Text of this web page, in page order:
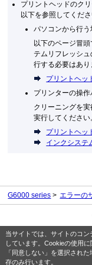
当サイトでは、サイトのコ
しています。Cookieの使用
「同意しない」を選択され
存のみ行います。
プリントヘッドのク
以下を参照してくださ
パソコンから行う
以下のページ冒
テムリフレッシュ
行する必要はあり
プリントヘッ
プリンターの操
クリーニングを
実行してください
プリントヘッ
インクシステ
G6000 series エラーの